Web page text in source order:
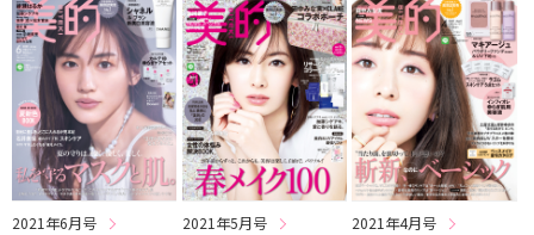
2021年6月号 2021年5月号 2021年4月号